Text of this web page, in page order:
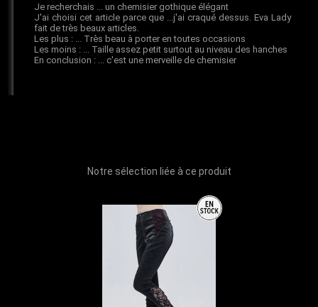
Notre sélection liée à ce produit